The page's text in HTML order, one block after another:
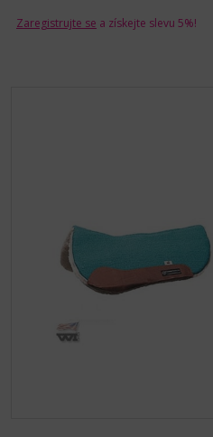
Zaregistrujte se a získejte slevu 5%!